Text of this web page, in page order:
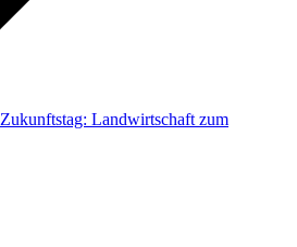
Zukunftstag: Landwirtschaft zum